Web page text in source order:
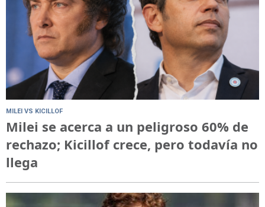
MILEI VS KICILLOF
Milei se acerca a un peligroso 60% de
rechazo; Kicillof crece, pero todavía no
llega